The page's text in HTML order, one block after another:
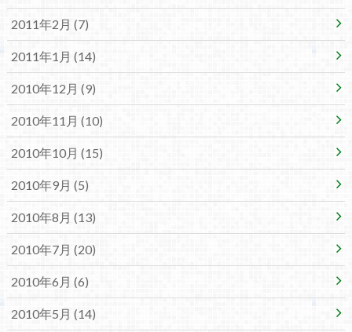
2011年2月 (7)
2011年1月 (14)
2010年12月 (9)
2010年11月 (10)
2010年10月 (15)
2010年9月 (5)
2010年8月 (13)
2010年7月 (20)
2010年6月 (6)
2010年5月 (14)